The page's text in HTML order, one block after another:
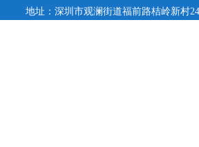
地址：深圳市观澜街道福前路桔岭新村